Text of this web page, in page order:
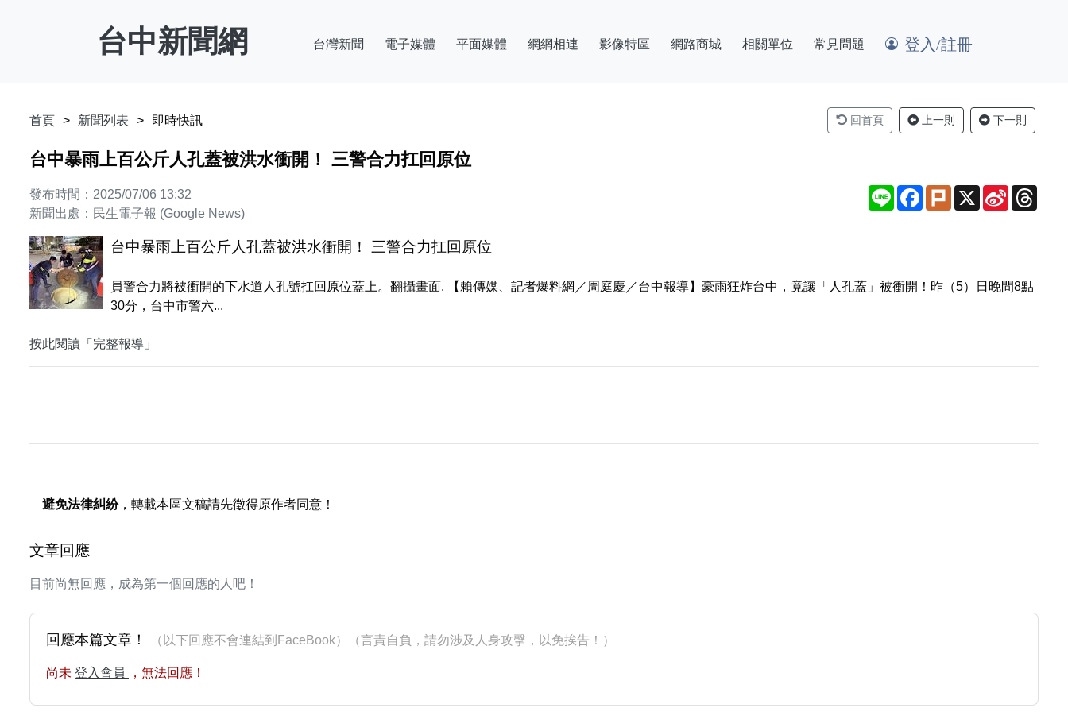
台中新聞網 台灣新聞 電子媒體 平面媒體 網網相連 影像特區 網路商城 相關單位 常見問題 登入/註冊
首頁 新聞列表 即時快訊 回首頁 上一則 下一則
台中暴雨上百公斤人孔蓋被洪水衝開！ 三警合力扛回原位
發布時間：2025/07/06 13:32
新聞出處：民生電子報 (Google News)
Line Facebook
Plurk X
Sina
Weibo
台中暴雨上百公斤人孔蓋被洪水衝開！ 三警合力扛回原位
員警合力將被衝開的下水道人孔號扛回原位蓋上。翻攝畫面. 【賴傳媒、記者爆料網／周庭慶／台中報導】豪雨狂炸台中，竟讓「人孔蓋」被衝開！昨（5）日晚間8點
30分，台中市警六...
按此閱讀「完整報導」
避免法律糾紛，轉載本區文稿請先徵得原作者同意！
文章回應
目前尚無回應，成為第一個回應的人吧！
回應本篇文章！ （以下回應不會連結到FaceBook）（言責自負，請勿涉及人身攻擊，以免挨告！）
尚未 登入會員 ，無法回應！